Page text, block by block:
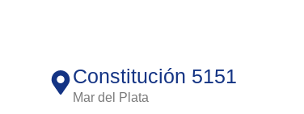
Constitución 5151
Mar del Plata